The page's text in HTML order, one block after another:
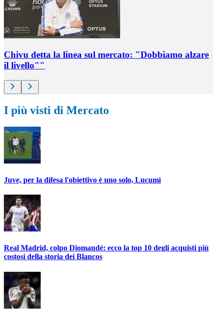
Chivu detta la linea sul mercato: "Dobbiamo alzare
il livello""
I più visti di Mercato
Juve, per la difesa l'obiettivo è uno solo, Lucumì
Real Madrid, colpo Diomandé: ecco la top 10 degli acquisti più
costosi della storia dei Blancos